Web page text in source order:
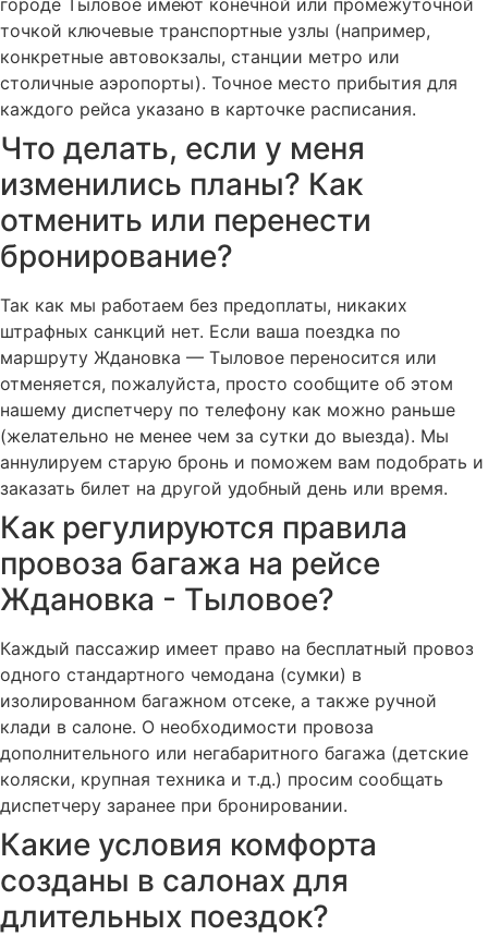
точкой ключевые транспортные узлы (например,
конкретные автовокзалы, станции метро или
столичные аэропорты). Точное место прибытия для
каждого рейса указано в карточке расписания.
Что делать, если у меня
изменились планы? Как
отменить или перенести
бронирование?
Так как мы работаем без предоплаты, никаких
штрафных санкций нет. Если ваша поездка по
маршруту Ждановка — Тыловое переносится или
отменяется, пожалуйста, просто сообщите об этом
нашему диспетчеру по телефону как можно раньше
(желательно не менее чем за сутки до выезда). Мы
аннулируем старую бронь и поможем вам подобрать и
заказать билет на другой удобный день или время.
Как регулируются правила
провоза багажа на рейсе
Ждановка - Тыловое?
Каждый пассажир имеет право на бесплатный провоз
одного стандартного чемодана (сумки) в
изолированном багажном отсеке, а также ручной
клади в салоне. О необходимости провоза
дополнительного или негабаритного багажа (детские
коляски, крупная техника и т.д.) просим сообщать
диспетчеру заранее при бронировании.
Какие условия комфорта
созданы в салонах для
длительных поездок?